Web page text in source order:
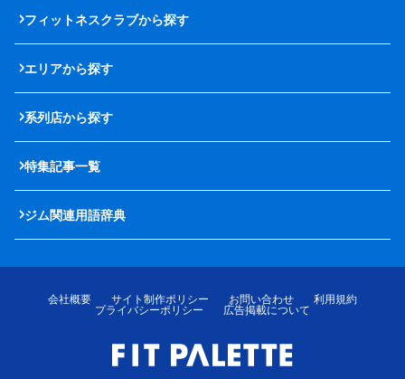
フィットネスクラブから探す
エリアから探す
系列店から探す
特集記事一覧
ジム関連用語辞典
会社概要 サイト制作ポリシー お問い合わせ
利用規約
プライバシーポリシー
広告掲載について